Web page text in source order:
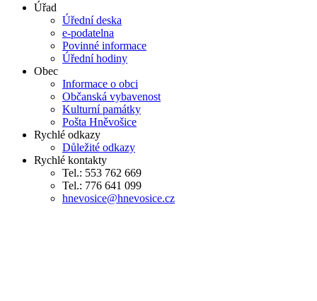
Úřad
Úřední deska
e-podatelna
Povinné informace
Úřední hodiny
Obec
Informace o obci
Občanská vybavenost
Kulturní památky
Pošta Hněvošice
Rychlé odkazy
Důležité odkazy
Rychlé kontakty
Tel.: 553 762 669
Tel.: 776 641 099
hnevosice@hnevosice.cz